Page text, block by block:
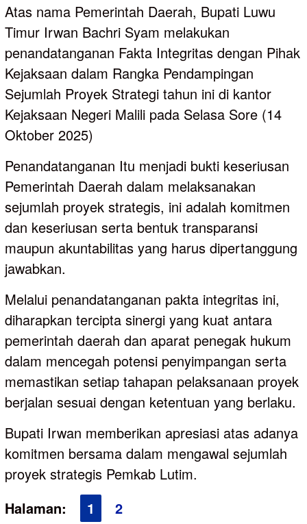
Atas nama Pemerintah Daerah, Bupati Luwu
Timur Irwan Bachri Syam melakukan
penandatanganan Fakta Integritas dengan Pihak
Kejaksaan dalam Rangka Pendampingan
Sejumlah Proyek Strategi tahun ini di kantor
Kejaksaan Negeri Malili pada Selasa Sore (14
Oktober 2025)
Penandatanganan Itu menjadi bukti keseriusan
Pemerintah Daerah dalam melaksanakan
sejumlah proyek strategis, ini adalah komitmen
dan keseriusan serta bentuk transparansi
maupun akuntabilitas yang harus dipertanggung
jawabkan.
Melalui penandatanganan pakta integritas ini,
diharapkan tercipta sinergi yang kuat antara
pemerintah daerah dan aparat penegak hukum
dalam mencegah potensi penyimpangan serta
memastikan setiap tahapan pelaksanaan proyek
berjalan sesuai dengan ketentuan yang berlaku.
Bupati Irwan memberikan apresiasi atas adanya
komitmen bersama dalam mengawal sejumlah
proyek strategis Pemkab Lutim.
Halaman:
1 2